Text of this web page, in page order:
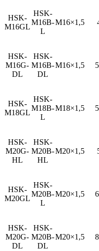
HSK-
M16GL
HSK-
M16B-
L
M16×1,5
HSK-
M16G-
DL
HSK-
M16B-
DL
M16×1,5
HSK-
M18GL
HSK-
M18B-
L
M18×1,5
HSK-
M20G-
HL
HSK-
M20B-
HL
M20×1,5
HSK-
M20GL
HSK-
M20B-
L
M20×1,5
HSK-
M20G-
DL
HSK-
M20B-
DL
M20×1,5